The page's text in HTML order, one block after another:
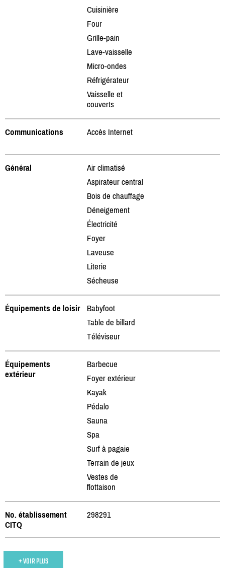
Cuisinière
Four
Grille-pain
Lave-vaisselle
Micro-ondes
Réfrigérateur
Vaisselle et
couverts
Communications Accès Internet
Général
Air climatisé
Aspirateur central
Bois de chauffage
Déneigement
Électricité
Foyer
Laveuse
Literie
Sécheuse
Équipements de loisir
Babyfoot
Table de billard
Téléviseur
Équipements
extérieur
Barbecue
Foyer extérieur
Kayak
Pédalo
Sauna
Spa
Surf à pagaie
Terrain de jeux
Vestes de
flottaison
No. établissement
CITQ
298291
+ VOIR PLUS